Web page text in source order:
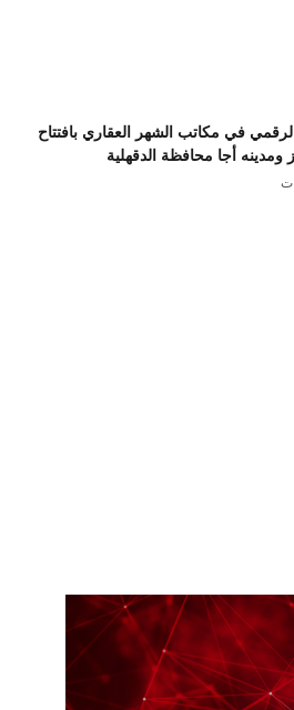
في مكاتب الشهر العقاري بافتتاح
أجا محافظة الدقهلية